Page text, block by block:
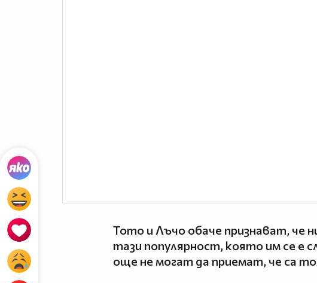
Тото и Лъчо обаче признават, че
тази популярност, която им се е
още не могат да приемат, че са